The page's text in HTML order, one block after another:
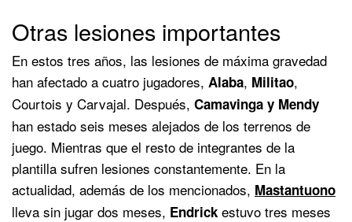
Otras lesiones importantes
En estos tres años, las lesiones de máxima gravedad
han afectado a cuatro jugadores, Alaba, Militao,
Courtois y Carvajal. Después, Camavinga y Mendy
han estado seis meses alejados de los terrenos de
juego. Mientras que el resto de integrantes de la
plantilla sufren lesiones constantemente. En la
actualidad, además de los mencionados, Mastantuono
lleva sin jugar dos meses, Endrick estuvo tres meses